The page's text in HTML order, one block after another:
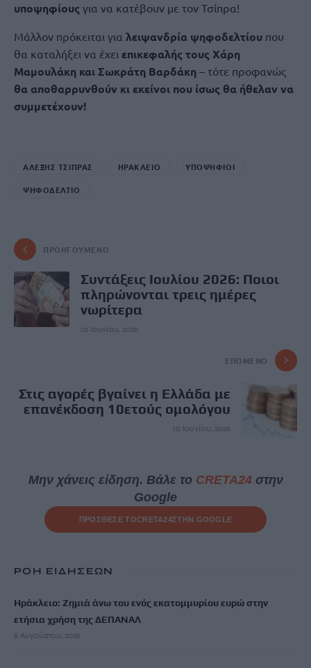
υποψηφίους για να κατέβουν με τον Τσίπρα!
Μάλλον πρόκειται για λειψανδρία ψηφοδελτίου που
θα καταλήξει να έχει επικεφαλής τους Χάρη
Μαμουλάκη και Σωκράτη Βαρδάκη – τότε προφανώς
θα αποθαρρυνθούν κι εκείνοι που ίσως θα ήθελαν να
συμμετέχουν!
ΑΛΕΞΗΣ ΤΣΙΠΡΑΣ ΗΡΑΚΛΕΙΟ ΥΠΟΨΗΦΙΟΙ
ΨΗΦΟΔΕΛΤΙΟ
ΠΡΟΗΓΟΎΜΕΝΟ
Συντάξεις Ιουλίου 2026: Ποιοι
πληρώνονται τρεις ημέρες
νωρίτερα
10 Ιουνίου, 2026
ΕΠΌΜΕΝΟ
Στις αγορές βγαίνει η Ελλάδα με
επανέκδοση 10ετούς ομολόγου
10 Ιουνίου, 2026
Μην χάνεις είδηση. Βάλε το CRETA24στην
Google
ΠΡΟΣΘΕΣΕ ΤΟCRETA24ΣΤΗΝ GOOGLE
ΡΟΗ ΕΙΔΗΣΕΩΝ
Ηράκλειο: Ζημιά άνω του ενός εκατομμυρίου ευρώ στην
ετήσια χρήση της ΔΕΠΑΝΑΛ
6 Αυγούστου, 2026